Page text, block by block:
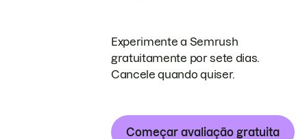
Experimente a Semrush
gratuitamente por sete dias.
Cancele quando quiser.
Começar avaliação gratuita